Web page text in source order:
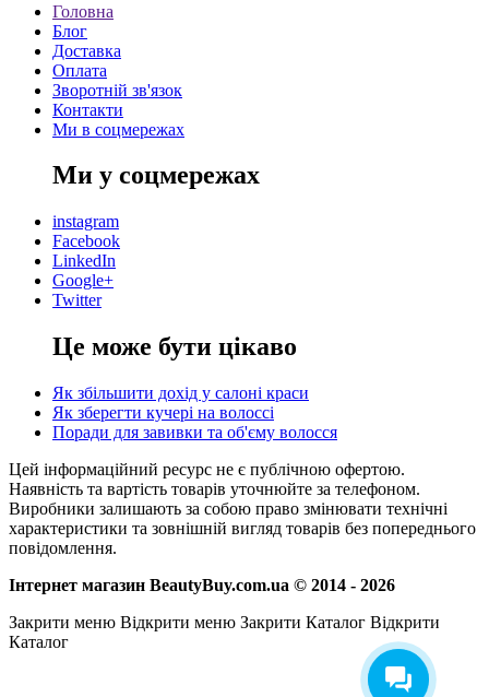
Головна
Блог
Доставка
Оплата
Зворотній зв'язок
Контакти
Ми в соцмережах
Ми у соцмережах
instagram
Facebook
LinkedIn
Google+
Twitter
Це може бути цікаво
Як збільшити дохід у салоні краси
Як зберегти кучері на волоссі
Поради для завивки та об'єму волосся
Цей інформаційний ресурс не є публічною офертою.
Наявність та вартість товарів уточнюйте за телефоном.
Виробники залишають за собою право змінювати технічні
характеристики та зовнішній вигляд товарів без попереднього
повідомлення.
Інтернет магазин BeautyBuy.com.ua © 2014 - 2026
Закрити меню Відкрити меню Закрити Каталог Відкрити
Каталог